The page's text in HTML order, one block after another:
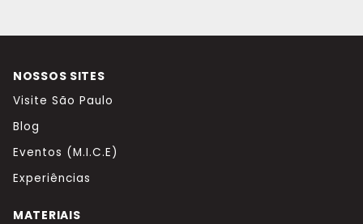
NOSSOS SITES
Visite São Paulo
Blog
Eventos (M.I.C.E)
Experiências
MATERIAIS